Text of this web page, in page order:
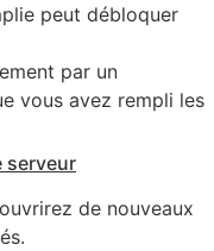
peut débloquer
par un
vous avez rempli les
serveur
de nouveaux